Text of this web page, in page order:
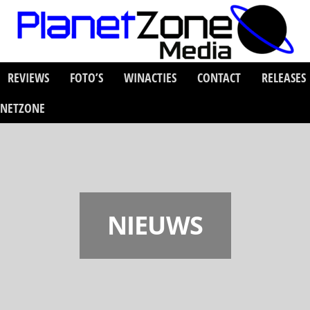
REVIEWS FOTO’S WINACTIES CONTACT
RELEASES
NIEUWS